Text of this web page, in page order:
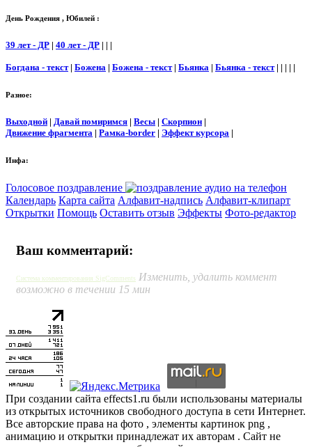
День Рождения , Юбилей :
39 лет - ДР | 40 лет - ДР | | |
Богдана - текст| Божена | Божена - текст| Бьянка | Бьянка - текст| | | | |
Разное:
Выходной | Давай помиримся | Весы | Скорпион |
Движение фрагмента | Рамка-border | Эффект курсора |
Инфа:
Голосовое поздравление
Календарь Карта сайта Алфавит-надпись Алфавит-клипарт
Открытки Помощь Оставить отзыв Эффекты Фото-редактор
Ваш комментарий:
Система комментирования SigComments Изменить, удалить коммент
возможно в течении 15 мин
При создании сайта effects1.ru были использованы материалы
из открытых источников свободного доступа в сети Интернет.
Все авторские права на фото , элементы картинок png ,
анимацию и открытки принадлежат их авторам . Сайт не